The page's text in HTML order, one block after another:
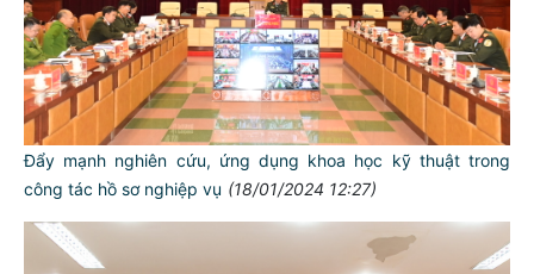
Đẩy mạnh nghiên cứu, ứng dụng khoa học kỹ thuật trong
công tác hồ sơ nghiệp vụ (18/01/2024 12:27)